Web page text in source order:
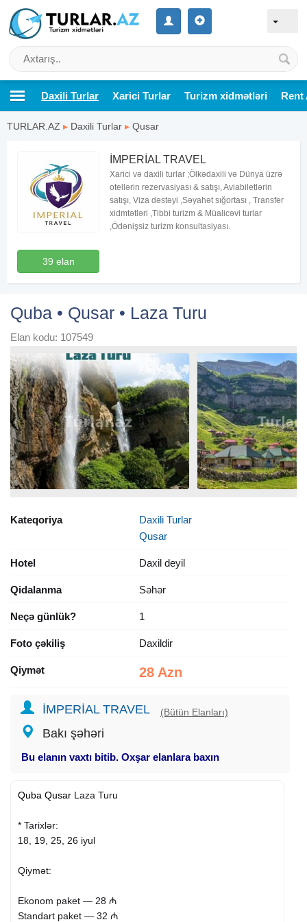
Daxili Turlar Xarici Turlar Turizm xidmətləri Rent
TURLAR.AZ ▸ Daxili Turlar ▸ Qusar
39 elan
İMPERİAL TRAVEL
Xarici və daxili turlar ;Ölkədaxili və Dünya üzrə
otellərin rezervasiyası & satışı, Aviabiletlərin
satışı, Viza dəstəyi ,Səyahət sığortası , Transfer
xidmtətləri ,Tibbi turizm & Müalicəvi turlar
,Ödənişsiz turizm konsultasiyası.
Quba • Qusar • Laza Turu
Elan kodu: 107549
Kateqoriya
Daxili Turlar
Qusar
Hotel Daxil deyil
Qidalanma Səhər
Neçə günlük? 1
Foto çəkiliş Daxildir
Qiymət 28 Azn
İMPERİAL TRAVEL (Bütün Elanları)
Bakı şəhəri
Bu elanın vaxtı bitib. Oxşar elanlara baxın
Quba Qusar Laza Turu
* Tarixlər:
18, 19, 25, 26 iyul
Qiymət:
Ekonom paket — 28 ₼
Standart paket — 32 ₼